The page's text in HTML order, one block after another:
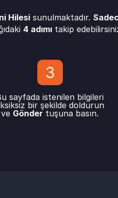
Hilesi sunulmaktadır.
4 adımı takip
3
sayfada istenilen bilgileri
bir şekilde doldurun
ve Gönder tuşuna basın.